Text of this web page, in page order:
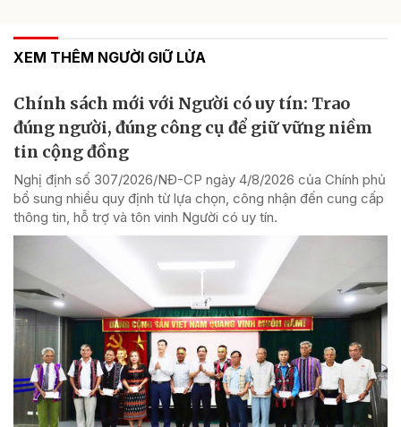
XEM THÊM NGƯỜI GIỮ LỬA
Chính sách mới với Người có uy tín: Trao
đúng người, đúng công cụ để giữ vững niềm
tin cộng đồng
Nghị định số 307/2026/NĐ-CP ngày 4/8/2026 của Chính phủ
bổ sung nhiều quy định từ lựa chọn, công nhận đến cung cấp
thông tin, hỗ trợ và tôn vinh Người có uy tín.